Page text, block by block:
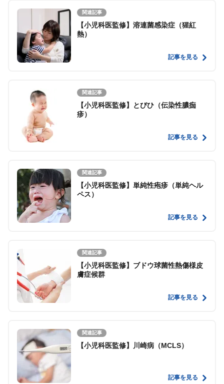
関連記事
【小児科医監修】溶連菌感染症（猩紅
熱）
記事を見る
関連記事
【小児科医監修】とびひ（伝染性膿痂
疹）
記事を見る
関連記事
【小児科医監修】単純性疱疹（単純ヘル
ペス）
記事を見る
関連記事
【小児科医監修】ブドウ球菌性熱傷様皮
膚症候群
記事を見る
関連記事
【小児科医監修】川崎病（MCLS）
記事を見る